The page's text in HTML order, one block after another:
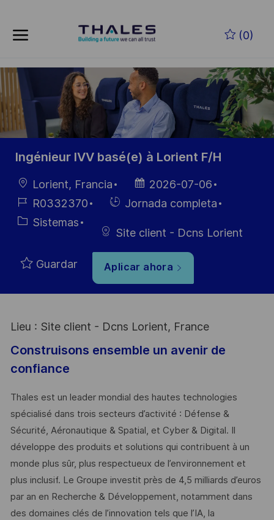
(0)
-
Ingénieur IVV basé(e) à Lorient F/H
Ubicación
Lorient, Francia
Fecha de
publicación
2026-07-06
ID de
empleo
R0332370
HiringJornada completa
Categoría
Sistemas
Site client - Dcns Lorient
Guardar Aplicar ahora
Lieu : Site client - Dcns Lorient, France
Construisons ensemble un avenir de
confiance
Thales est un leader mondial des hautes technologies
spécialisé dans trois secteurs d’activité : Défense &
Sécurité, Aéronautique & Spatial, et Cyber & Digital. Il
développe des produits et solutions qui contribuent à un
monde plus sûr, plus respectueux de l’environnement et
plus inclusif. Le Groupe investit près de 4,5 milliards d’euros
par an en Recherche & Développement, notamment dans
des domaines clés de l’innovation tels que l’IA, la